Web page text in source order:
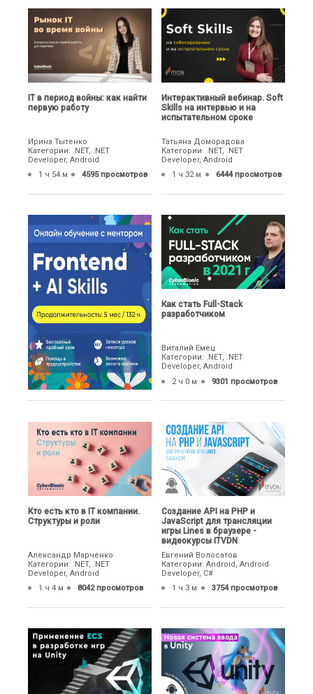
IТ в период войны: как найти
первую работу
Ирина Тытенко
Категории: .NET, .NET
Developer, Android
1 ч 54 м
4595 просмотров
Интерактивный вебинар. Soft
Skills на интервью и на
испытательном сроке
Татьяна Доморадова
Категории: .NET, .NET
Developer, Android
1 ч 32 м
6444 просмотров
Как стать Full-Stack
разработчиком
Виталий Емец
Категории: .NET, .NET
Developer, Android
2 ч 0 м
9301 просмотров
Кто есть кто в IT компании.
Структуры и роли
Александр Марченко
Категории: .NET, .NET
Developer, Android
1 ч 4 м
8042 просмотров
Создание API на PHP и
JavaScript для трансляции
игры Lines в браузере -
видеокурсы ITVDN
Евгений Волосатов
Категории: Android, Android
Developer, C#
1 ч 3 м
3754 просмотров